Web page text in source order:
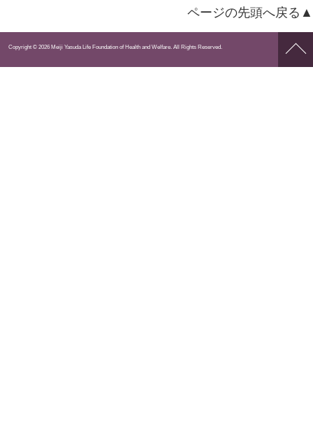
ページの先頭へ戻る▲
ペー
Copyright © 2026 Meiji Yasuda Life Foundation of Health and Welfare. All Rights Reserved.